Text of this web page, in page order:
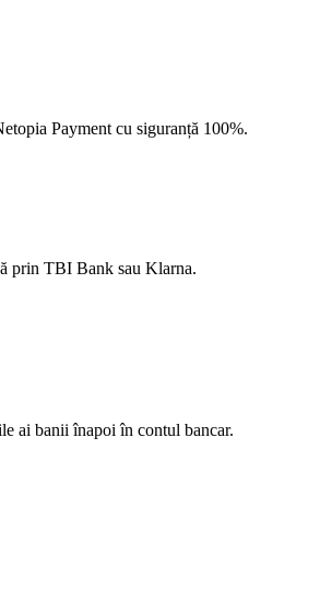
Payment cu siguranță 100%.
prin TBI Bank sau Klarna.
ai banii înapoi în contul bancar.